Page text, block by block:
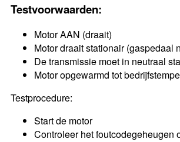
Testvoorwaarden:
Motor AAN (draait)
Motor draait stationair (gaspedaal
De transmissie moet in neutraal
Motor opgewarmd tot
Testprocedure:
Start de motor
Controleer het foutcodegeheugen